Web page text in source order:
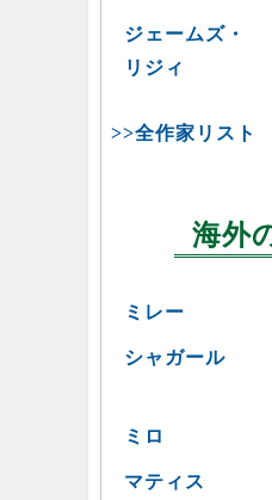
ジェームズ・
リジィ
>>全作家リスト
海外
ミレー
シャガール
ミロ
マティス